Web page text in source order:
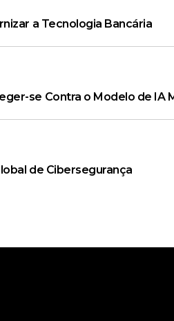
a Tecnologia Bancária
se Contra o Modelo de IA
de Cibersegurança